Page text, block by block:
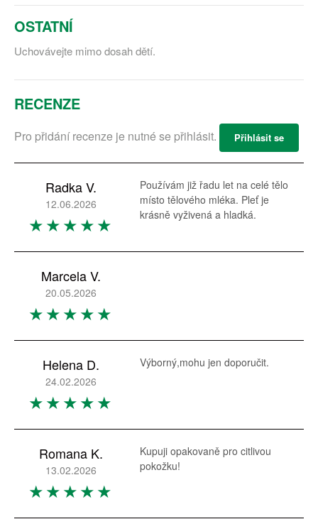
OSTATNÍ
Uchovávejte mimo dosah dětí.
RECENZE
Pro přidání recenze je nutné se přihlásit. Přihlásit se
Radka V.
12.06.2026
Používám již řadu let na celé tělo
místo tělového mléka. Pleť je
krásně vyživená a hladká.
Marcela V.
20.05.2026
Helena D.
24.02.2026
Výborný,mohu jen doporučit.
Romana K.
13.02.2026
Kupuji opakovaně pro citlivou
pokožku!